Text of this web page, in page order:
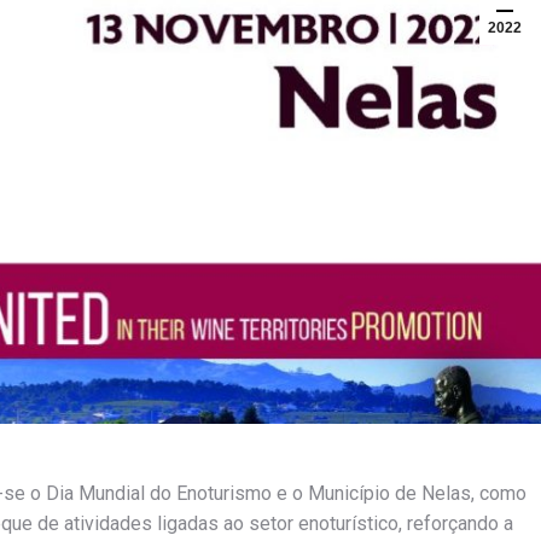
2022
o Dia Mundial do Enoturismo e o Município de Nelas, como
de atividades ligadas ao setor enoturístico, reforçando a